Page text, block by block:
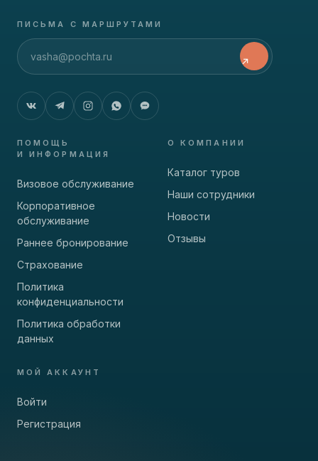
ПИСЬМА С МАРШРУТАМИ
ПОМОЩЬ
И ИНФОРМАЦИЯ
Визовое обслуживание
Корпоративное
обслуживание
Раннее бронирование
Страхование
Политика
конфиденциальности
Политика обработки
данных
О КОМПАНИИ
Каталог туров
Наши сотрудники
Новости
Отзывы
МОЙ АККАУНТ
Войти
Регистрация